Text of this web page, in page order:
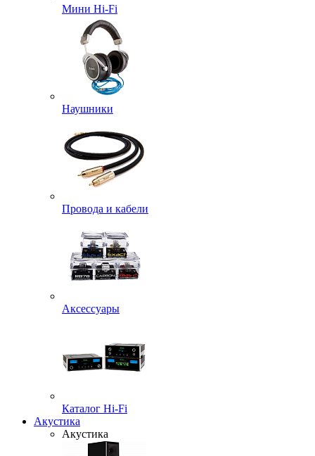
Мини Hi-Fi
Наушники
Провода и кабели
Аксессуары
Каталог Hi-Fi
Акустика
Акустика